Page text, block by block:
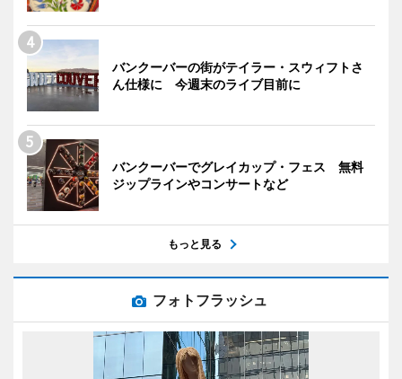
バンクーバーの街がテイラー・スウィフトさ
ん仕様に 今週末のライブ目前に
バンクーバーでグレイカップ・フェス 無料
ジップラインやコンサートなど
もっと見る
フォトフラッシュ